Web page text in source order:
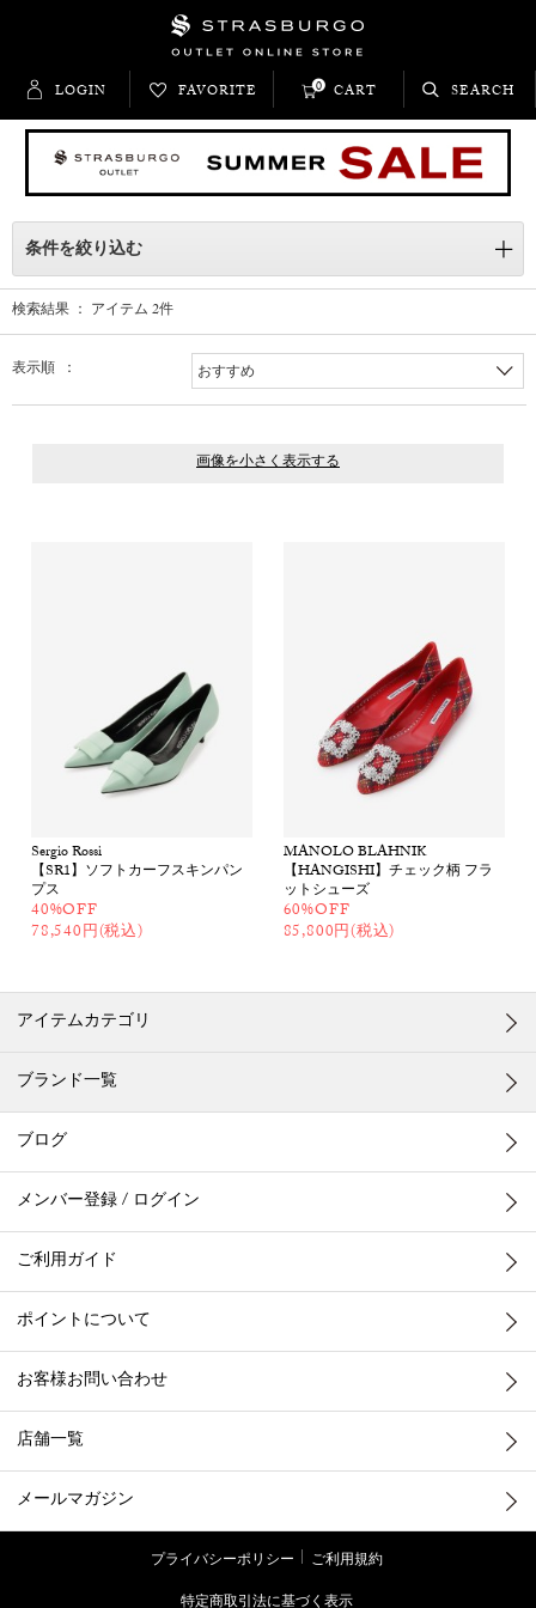
LOGIN FAVORITE CART
0 SEARCH
条件を絞り込む
検索結果 ： アイテム 2件
表示順 ：
Sergio Rossi
【SR1】ソフトカーフスキンパン
プス
40%OFF
78,540円(税込)
MANOLO BLAHNIK
【HANGISHI】チェック柄 フラ
ットシューズ
60%OFF
85,800円(税込)
アイテムカテゴリ
ブランド一覧
ブログ
メンバー登録 / ログイン
ご利用ガイド
ポイントについて
お客様お問い合わせ
店舗一覧
メールマガジン
プライバシーポリシー
ご利用規約